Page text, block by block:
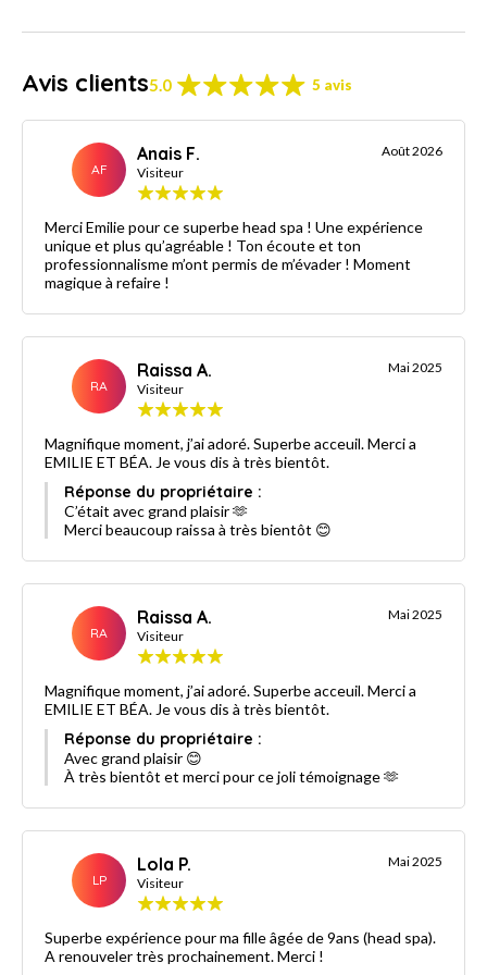
Avis clients5.0 5 avis
AF
Anais F.
Visiteur
Août 2026
Merci Emilie pour ce superbe head spa ! Une expérience
unique et plus qu’agréable ! Ton écoute et ton
professionnalisme m’ont permis de m’évader ! Moment
magique à refaire !
RA
Raissa A.
Visiteur
Mai 2025
Magnifique moment, j’ai adoré. Superbe acceuil. Merci a
EMILIE ET BÉA. Je vous dis à très bientôt.
Réponse du propriétaire :
C’était avec grand plaisir 🫶
Merci beaucoup raissa à très bientôt 😊
RA
Raissa A.
Visiteur
Mai 2025
Magnifique moment, j’ai adoré. Superbe acceuil. Merci a
EMILIE ET BÉA. Je vous dis à très bientôt.
Réponse du propriétaire :
Avec grand plaisir 😊
À très bientôt et merci pour ce joli témoignage 🫶
LP
Lola P.
Visiteur
Mai 2025
Superbe expérience pour ma fille âgée de 9ans (head spa).
A renouveler très prochainement. Merci !